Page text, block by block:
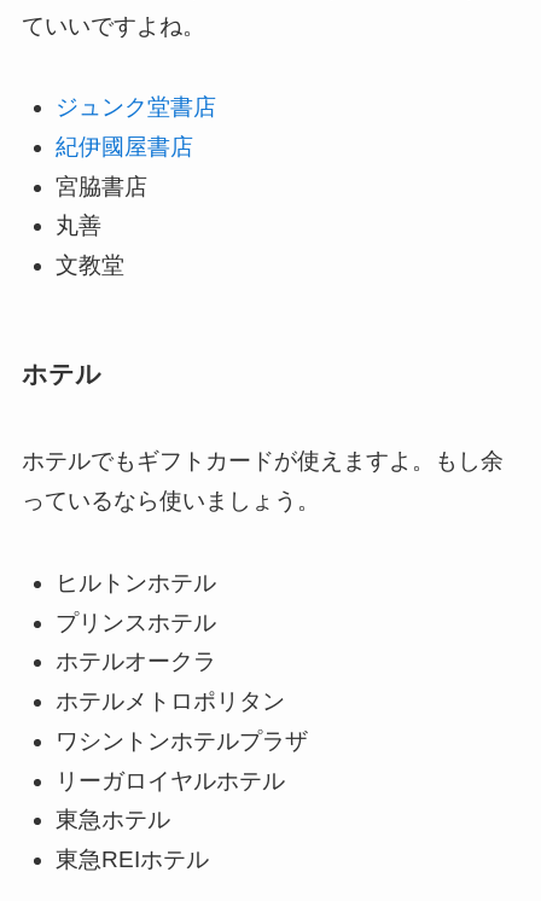
ていいですよね。
ジュンク堂書店
紀伊國屋書店
宮脇書店
丸善
文教堂
ホテル
ホテルでもギフトカードが使えますよ。もし余
っているなら使いましょう。
ヒルトンホテル
プリンスホテル
ホテルオークラ
ホテルメトロポリタン
ワシントンホテルプラザ
リーガロイヤルホテル
東急ホテル
東急REIホテル